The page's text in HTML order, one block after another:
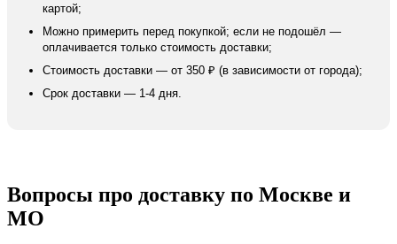
картой;
Можно примерить перед покупкой; если не подошёл —
оплачивается только стоимость доставки;
Стоимость доставки — от 350 ₽ (в зависимости от города);
Срок доставки — 1-4 дня.
Вопросы про доставку по Москве и
МО